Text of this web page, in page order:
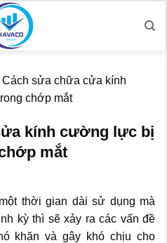
Cách sửa chữa cửa kính
chớp mắt
kính cường lực bị
mắt
thời gian dài sử dụng mà
kỳ thì sẽ xảy ra các vấn đề
khăn và gây khó chịu cho